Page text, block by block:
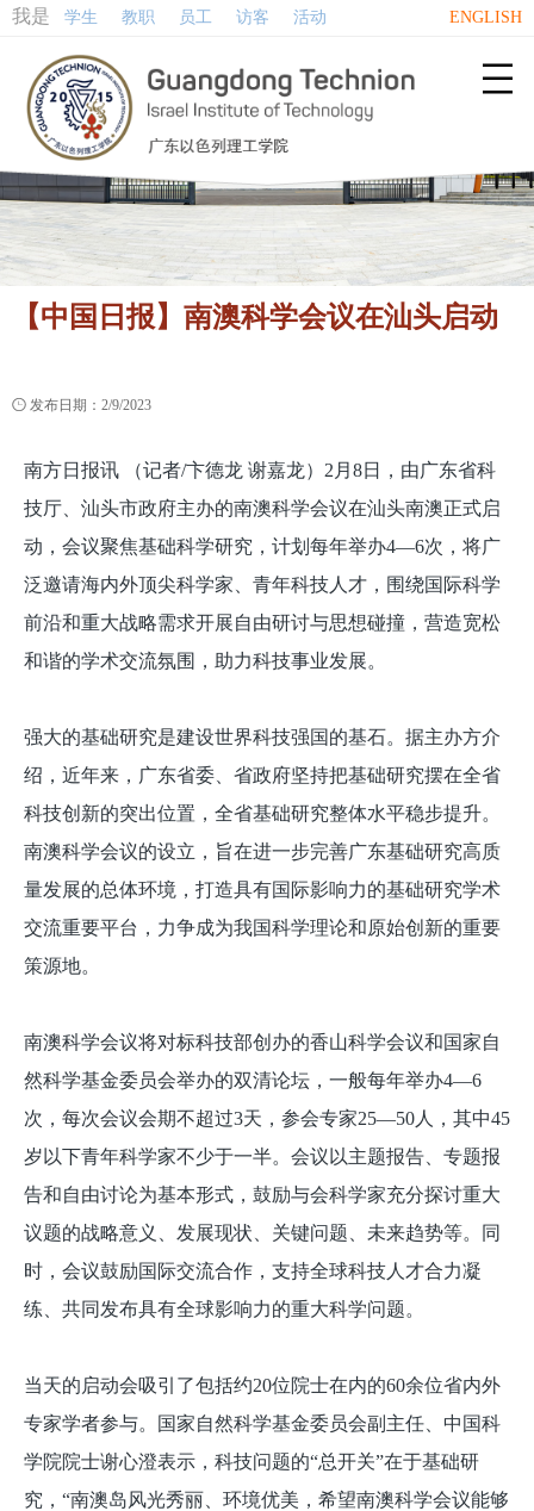
我是 学生 教职 员工 访客 活动 ENGLISH

【中国日报】南澳科学会议在汕头启动
 发布日期：2/9/2023
南方日报讯 （记者/卞德龙 谢嘉龙）2月8日，由广东省科
技厅、汕头市政府主办的南澳科学会议在汕头南澳正式启
动，会议聚焦基础科学研究，计划每年举办4—6次，将广
泛邀请海内外顶尖科学家、青年科技人才，围绕国际科学
前沿和重大战略需求开展自由研讨与思想碰撞，营造宽松
和谐的学术交流氛围，助力科技事业发展。
强大的基础研究是建设世界科技强国的基石。据主办方介
绍，近年来，广东省委、省政府坚持把基础研究摆在全省
科技创新的突出位置，全省基础研究整体水平稳步提升。
南澳科学会议的设立，旨在进一步完善广东基础研究高质
量发展的总体环境，打造具有国际影响力的基础研究学术
交流重要平台，力争成为我国科学理论和原始创新的重要
策源地。
南澳科学会议将对标科技部创办的香山科学会议和国家自
然科学基金委员会举办的双清论坛，一般每年举办4—6
次，每次会议会期不超过3天，参会专家25—50人，其中45
岁以下青年科学家不少于一半。会议以主题报告、专题报
告和自由讨论为基本形式，鼓励与会科学家充分探讨重大
议题的战略意义、发展现状、关键问题、未来趋势等。同
时，会议鼓励国际交流合作，支持全球科技人才合力凝
练、共同发布具有全球影响力的重大科学问题。
当天的启动会吸引了包括约20位院士在内的60余位省内外
专家学者参与。国家自然科学基金委员会副主任、中国科
学院院士谢心澄表示，科技问题的“总开关”在于基础研
究，“南澳岛风光秀丽、环境优美，希望南澳科学会议能够